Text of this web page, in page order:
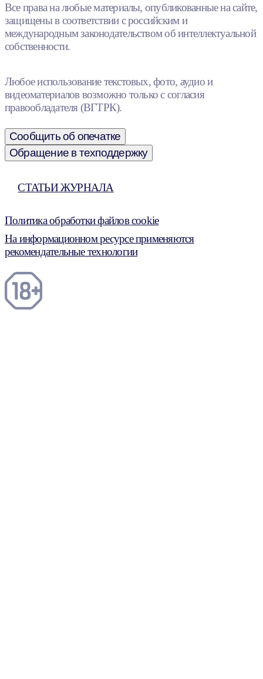
Все права на любые материалы, опубликованные на сайте,
защищены в соответствии с российским и
международным законодательством об интеллектуальной
собственности.
Любое использование текстовых, фото, аудио и
видеоматериалов возможно только с согласия
правообладателя (ВГТРК).
Сообщить об опечатке
Обращение в техподдержку
СТАТЬИ ЖУРНАЛА
Политика обработки файлов cookie
На информационном ресурсе применяются
рекомендательные технологии